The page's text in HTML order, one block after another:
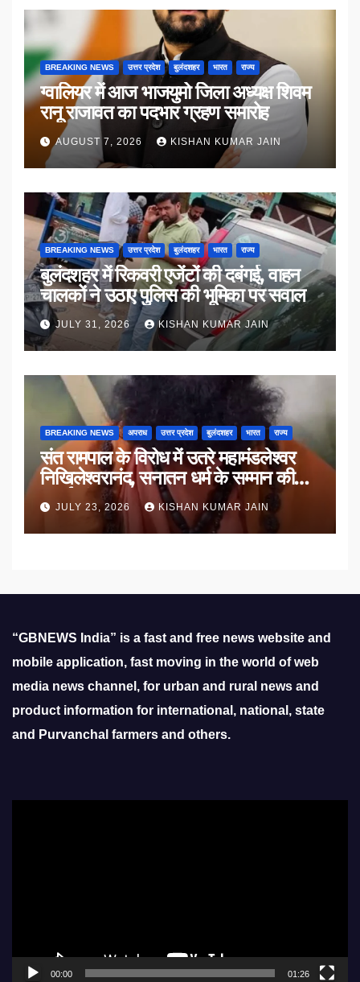
BREAKING NEWS उत्तर प्रदेश बुलंदशहर भारत राज्य
ग्वालियर में आज भाजयुमो जिला अध्यक्ष शिवम
रानू राजावत का पदभार ग्रहण समारोह
AUGUST 7, 2026 KISHAN KUMAR JAIN
BREAKING NEWS उत्तर प्रदेश बुलंदशहर भारत राज्य
बुलंदशहर में रिकवरी एजेंटों की दबंगई, वाहन
चालकों ने उठाए पुलिस की भूमिका पर सवाल
JULY 31, 2026 KISHAN KUMAR JAIN
BREAKING NEWS अपराध उत्तर प्रदेश बुलंदशहर भारत राज्य
संत रामपाल के विरोध में उतरे महामंडलेश्वर
निखिलेश्वरानंद, सनातन धर्म के सम्मान की
उठाई मांग
JULY 23, 2026 KISHAN KUMAR JAIN
“GBNEWS India” is a fast and free news website and
mobile application, fast moving in the world of web
media news channel, for urban and rural news and
product information for international, national, state
and Purvanchal farmers and others.
00:00 01:26